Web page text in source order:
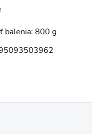
balenia: 800 g